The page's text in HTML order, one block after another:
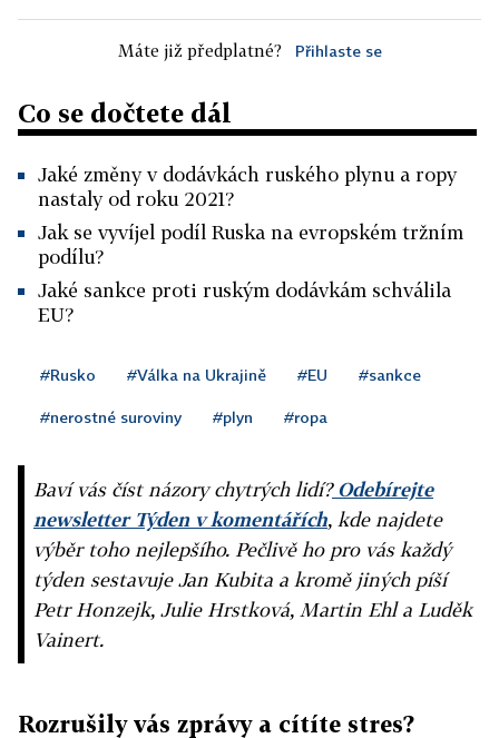
Máte již předplatné? Přihlaste se
Co se dočtete dál
Jaké změny v dodávkách ruského plynu a ropy
nastaly od roku 2021?
Jak se vyvíjel podíl Ruska na evropském tržním
podílu?
Jaké sankce proti ruským dodávkám schválila
EU?
#Rusko #Válka na Ukrajině #EU #sankce
#nerostné suroviny #plyn #ropa
Baví vás číst názory chytrých lidí?Odebírejte
newsletter Týden v komentářích, kde najdete
výběr toho nejlepšího. Pečlivě ho pro vás každý
týden sestavuje Jan Kubita a kromě jiných píší
Petr Honzejk, Julie Hrstková, Martin Ehl a Luděk
Vainert.
Rozrušily vás zprávy a cítíte stres?